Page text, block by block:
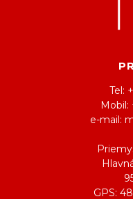
Tel:
Mobil:
e-mail:
GPS: